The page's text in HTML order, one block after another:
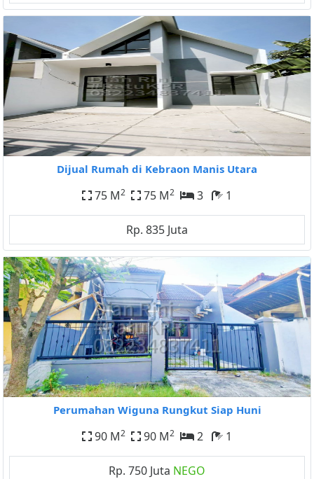
Dijual Rumah di Kebraon Manis Utara
75 M2 75 M2 3 1
Rp. 835 Juta
Perumahan Wiguna Rungkut Siap Huni
90 M2 90 M2 2 1
Rp. 750 Juta NEGO